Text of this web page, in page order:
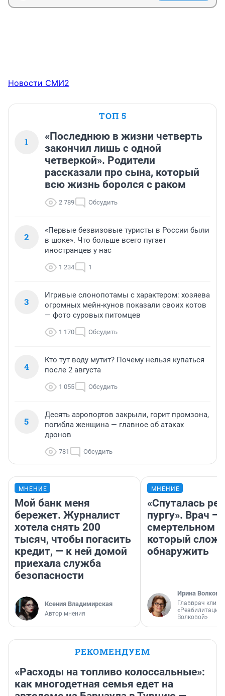
Новости СМИ2
ТОП 5
1
«Последнюю в жизни четверть
закончил лишь с одной
четверкой». Родители
рассказали про сына, который
всю жизнь боролся с раком
2 789 Обсудить
2
«Первые безвизовые туристы в России были
в шоке». Что больше всего пугает
иностранцев у нас
1 234 1
3
Игривые слонопотамы с характером: хозяева
огромных мейн-кунов показали своих котов
— фото суровых питомцев
1 170 Обсудить
4
Кто тут воду мутит? Почему нельзя купаться
после 2 августа
1 055 Обсудить
5
Десять аэропортов закрыли, горит промзона,
погибла женщина — главное об атаках
дронов
781 Обсудить
МНЕНИЕ
Мой банк меня
бережет. Журналист
хотела снять 200
тысяч, чтобы погасить
кредит, — к ней домой
приехала служба
безопасности
Ксения Владимирская
Автор мнения
МНЕНИЕ
«Спуталась
пургу». Врач —
смертельном
который
обнаружить
Ирина Волкова
Главврач
«Реабилитация
Волковой»
РЕКОМЕНДУЕМ
«Расходы на топливо колоссальные»:
как многодетная семья едет на